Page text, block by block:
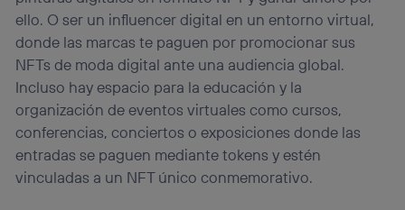
ello. O ser un influencer digital en un entorno virtual,
donde las marcas te paguen por promocionar sus
NFTs de moda digital ante una audiencia global.
Incluso hay espacio para la educación y la
organización de eventos virtuales como cursos,
conferencias, conciertos o exposiciones donde las
entradas se paguen mediante tokens y estén
vinculadas a un NFT único conmemorativo.